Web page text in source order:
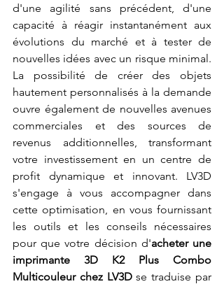
d'une agilité sans précédent, d'une
capacité à réagir instantanément aux
évolutions du marché et à tester de
nouvelles idées avec un risque minimal.
La possibilité de créer des objets
hautement personnalisés à la demande
ouvre également de nouvelles avenues
commerciales et des sources de
revenus additionnelles, transformant
votre investissement en un centre de
profit dynamique et innovant. LV3D
s'engage à vous accompagner dans
cette optimisation, en vous fournissant
les outils et les conseils nécessaires
pour que votre décision d'acheter une
imprimante 3D K2 Plus Combo
Multicouleur chez LV3D se traduise par